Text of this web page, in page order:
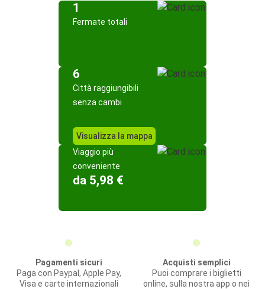
1
Fermate totali
6
Città raggiungibili
senza cambi
Visualizza la mappa
Viaggio più
conveniente
da 5,98 €
Pagamenti sicuri
Paga con Paypal, Apple Pay,
Visa e carte internazionali
Acquisti semplici
Puoi comprare i biglietti
online, sulla nostra app o nei